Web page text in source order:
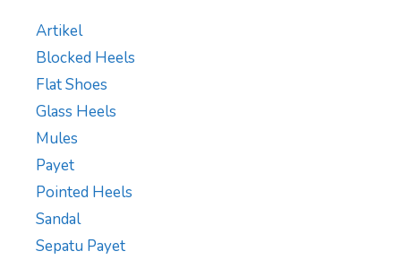
Artikel
Blocked Heels
Flat Shoes
Glass Heels
Mules
Payet
Pointed Heels
Sandal
Sepatu Payet